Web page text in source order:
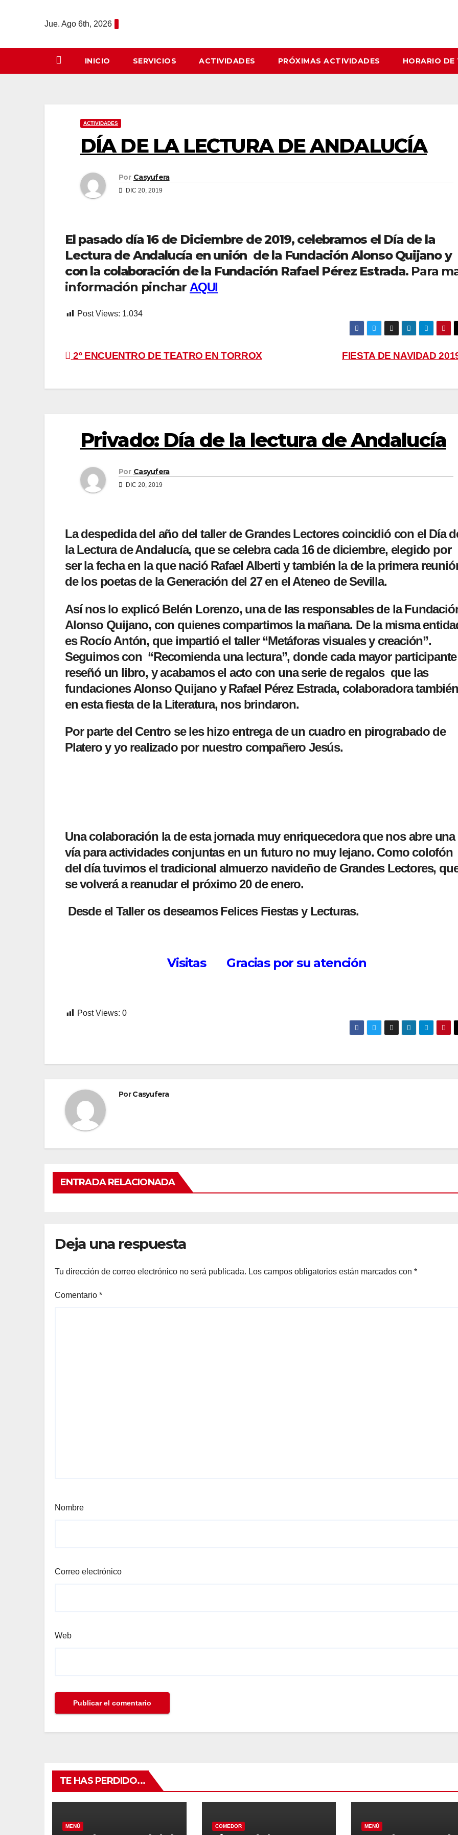
Jue. Ago 6th, 2026
INICIO SERVICIOS ACTIVIDADES PRÓXIMAS ACTIVIDADES HORARIO DE
ACTIVIDADES
DÍA DE LA LECTURA DE ANDALUCÍA
Por Casyufera
DIC 20, 2019
El pasado día 16 de Diciembre de 2019, celebramos el Día de la
Lectura de Andalucía en unión de la Fundación Alonso Quijano y
con la colaboración de la Fundación Rafael Pérez Estrada. Para
información pincharAQUI
Post Views: 1.034
Navegación
FIESTA DE NAVIDAD
2º ENCUENTRO DE TEATRO EN TORROX
Privado: Día de la lectura de Andalucía
Por Casyufera
DIC 20, 2019
La despedida del año del taller de Grandes Lectores coincidió con el Día
la Lectura de Andalucía, que se celebra cada 16 de diciembre, elegido por
ser la fecha en la que nació Rafael Alberti y también la de la primera
de los poetas de la Generación del 27 en el Ateneo de Sevilla.
Así nos lo explicó Belén Lorenzo, una de las responsables de la
Alonso Quijano, con quienes compartimos la mañana. De la misma
es Rocío Antón, que impartió el taller “Metáforas visuales y creación”.
Seguimos con “Recomienda una lectura”, donde cada mayor participante
reseñó un libro, y acabamos el acto con una serie de regalos que las
fundaciones Alonso Quijano y Rafael Pérez Estrada, colaboradora también
en esta fiesta de la Literatura, nos brindaron.
Por parte del Centro se les hizo entrega de un cuadro en pirograbado de
Platero y yo realizado por nuestro compañero Jesús.
Una colaboración la de esta jornada muy enriquecedora que nos abre una
vía para actividades conjuntas en un futuro no muy lejano. Como colofón
del día tuvimos el tradicional almuerzo navideño de Grandes Lectores,
se volverá a reanudar el próximo 20 de enero.
Desde el Taller os deseamos Felices Fiestas y Lecturas.
Visitas Gracias por su atención
Post Views: 0
PorCasyufera
ENTRADA RELACIONADA
Deja una respuesta
Tu dirección de correo electrónico no será publicada. Los campos obligatorios están marcados con *
Comentario *
Nombre
Correo electrónico
Web
TE HAS PERDIDO...
MENÚ COMEDOR MENÚ